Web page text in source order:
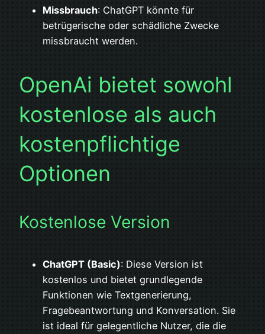
Missbrauch: ChatGPT könnte für
betrügerische oder schädliche Zwecke
missbraucht werden.
OpenAi bietet sowohl
kostenlose als auch
kostenpflichtige
Optionen
Kostenlose Version
ChatGPT (Basic): Diese Version ist
kostenlos und bietet grundlegende
Funktionen wie Textgenerierung,
Fragebeantwortung und Konversation. Sie
ist ideal für gelegentliche Nutzer, die die